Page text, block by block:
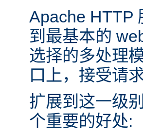
Apache HTTP
到最基本的
选择的多处理
口上，接受请
扩展到这一级
个重要的好处: